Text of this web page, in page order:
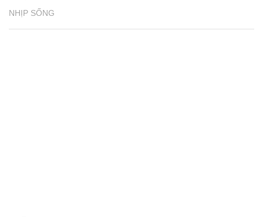
NHỊP SỐNG